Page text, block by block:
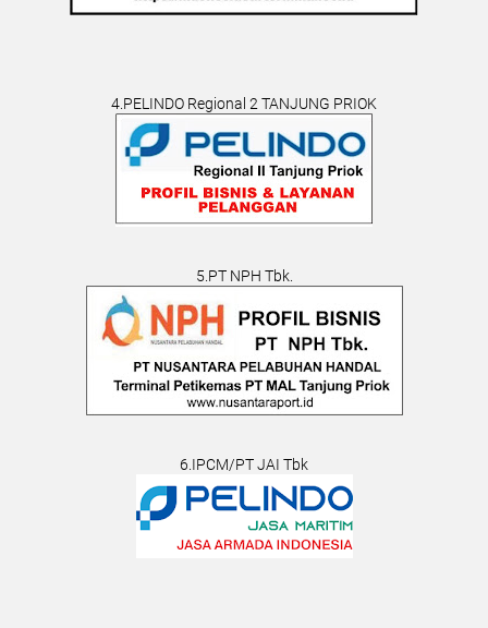
4.PELINDO Regional 2 TANJUNG PRIOK
5.PT NPH Tbk.
6.IPCM/PT JAI Tbk